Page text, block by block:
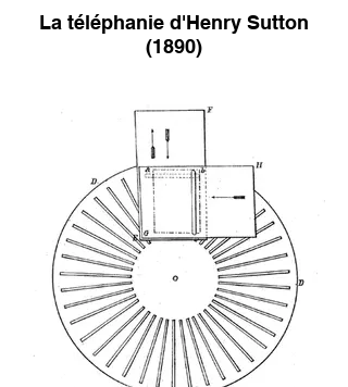
La téléphanie d'Henry Sutton
(1890)